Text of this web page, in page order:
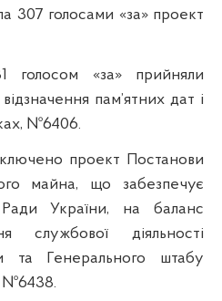
307 голосами «за» проект
голосом «за» прийняли
пам’ятних дат і
№6406.
проект Постанови
майна, що забезпечує
Ради України, на баланс
службової діяльності
та Генерального штабу
№6438.